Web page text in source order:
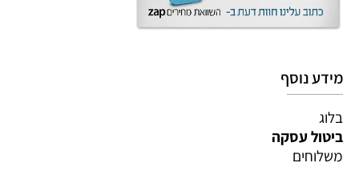
מידע נוסף
בלוג
ביטול עסקה
משלוחים